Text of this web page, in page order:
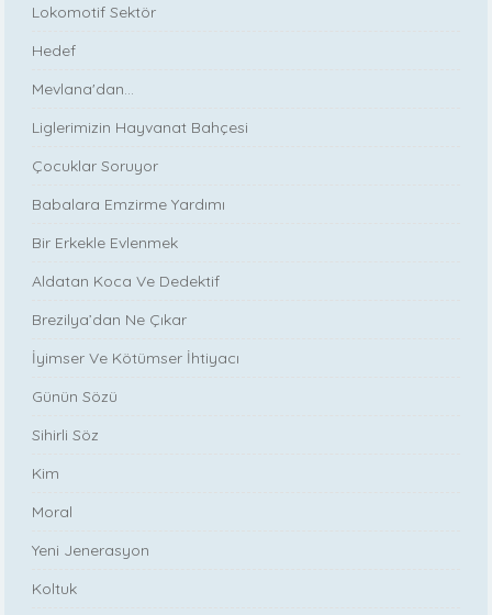
Lokomotif Sektör
Hedef
Mevlana'dan...
Liglerimizin Hayvanat Bahçesi
Çocuklar Soruyor
Babalara Emzirme Yardımı
Bir Erkekle Evlenmek
Aldatan Koca Ve Dedektif
Brezilya’dan Ne Çıkar
İyimser Ve Kötümser İhtiyacı
Günün Sözü
Sihirli Söz
Kim
Moral
Yeni Jenerasyon
Koltuk